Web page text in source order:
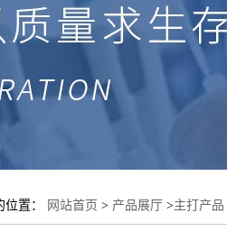
位置： 网站首页 > 产品展厅 >主打产品